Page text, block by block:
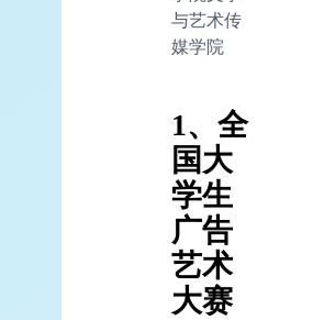
与艺术传
媒学院
1、全
国大
学生
广告
艺术
大赛